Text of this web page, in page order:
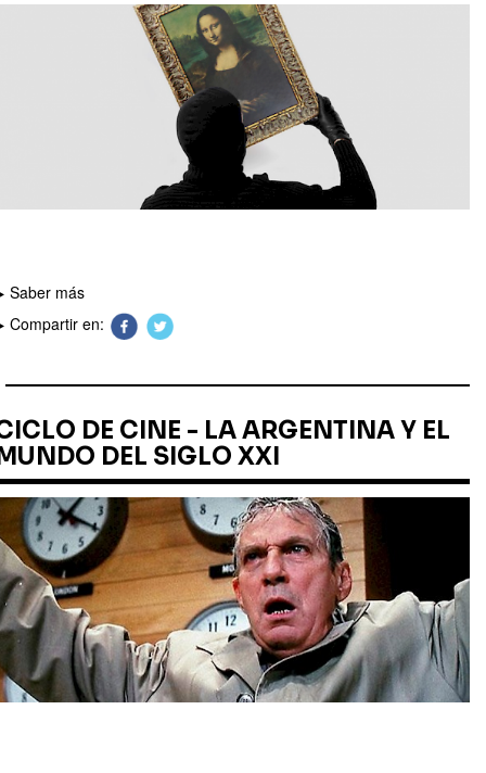
Saber más
Compartir en:
DE CINE - LA ARGENTINA Y EL
DEL SIGLO XXI